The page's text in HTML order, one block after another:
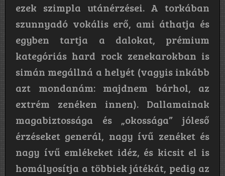
ezek szimpla utánérzései. A torkában
szunnyadó vokális erő, ami áthatja és
egyben tartja a dalokat, prémium
kategóriás hard rock zenekarokban is
simán megállná a helyét (vagyis inkább
azt mondanám: majdnem bárhol, az
extrém zenéken innen). Dallamainak
magabiztossága és „okossága” jóleső
érzéseket generál, nagy ívű zenéket és
nagy ívű emlékeket idéz, és kicsit el is
homályosítja a többiek játékát, pedig az